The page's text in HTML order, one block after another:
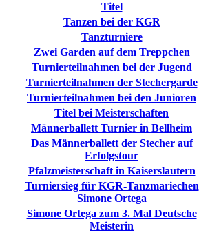
Titel
Tanzen bei der KGR
Tanzturniere
Zwei Garden auf dem Treppchen
Turnierteilnahmen bei der Jugend
Turnierteilnahmen der Stechergarde
Turnierteilnahmen bei den Junioren
Titel bei Meisterschaften
Männerballett Turnier in Bellheim
Das Männerballett der Stecher auf
Erfolgstour
Pfalzmeisterschaft in Kaiserslautern
Turniersieg für KGR-Tanzmariechen
Simone Ortega
Simone Ortega zum 3. Mal Deutsche
Meisterin